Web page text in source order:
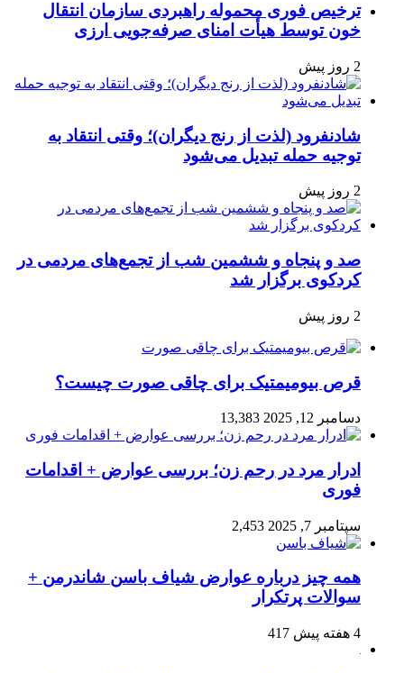
ترخیص فوری محموله راهبردی سازمان انتقال
خون توسط هیأت امنای صرفه‌جویی ارزی
2 روز پیش
شادنفرود (لذت از رنج دیگران)؛ وقتی انتقاد به
توجیه حمله تبدیل می‌شود
2 روز پیش
صد و پنجاه‌ و ششمین شب از تجمع‌های مردمی در
کردکوی برگزار شد
2 روز پیش
قرص بیومیمتیک برای چاقی صورت چیست؟
دسامبر 12, 2025 13,383
ادرار مرد در رحم زن؛ بررسی عوارض + اقدامات
فوری
سپتامبر 7, 2025 2,453
همه چیز درباره عوارض شیاف باسن شاندرمن +
سوالات پرتکرار
4 هفته پیش 417